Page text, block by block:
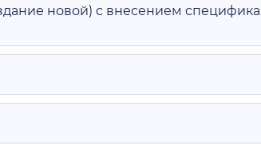
новой) с внесением